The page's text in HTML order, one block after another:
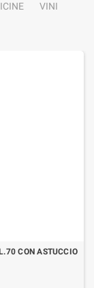
VINI
CON ASTUCCIO